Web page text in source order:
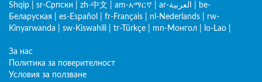
Shqip
sr-Српски zh-中文 am-አማርኛ ar-العربية
be-
Беларуская
es-Español fr-Français nl-Nederlands
rw-
Kinyarwanda
sw-Kiswahili tr-Türkçe mn-Монгол lo-Lao
За нас
Политика за поверителност
Условия за ползване